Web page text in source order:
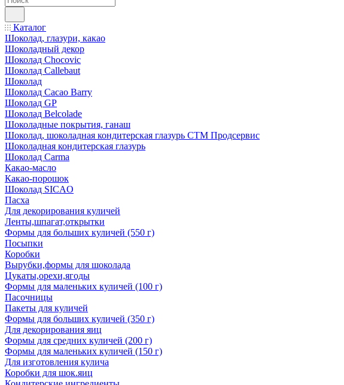
Каталог
Шоколад, глазури, какао
Шоколадный декор
Шоколад Chocovic
Шоколад Callebaut
Шоколад
Шоколад Cacao Barry
Шоколад GP
Шоколад Belcolade
Шоколадные покрытия, ганаш
Шоколад, шоколадная кондитерская глазурь СТМ Продсервис
Шоколадная кондитерская глазурь
Шоколад Carma
Какао-масло
Какао-порошок
Шоколад SICAO
Пасха
Для декорирования куличей
Ленты,шпагат,открытки
Формы для больших куличей (550 г)
Посыпки
Коробки
Вырубки,формы для шоколада
Цукаты,орехи,ягоды
Формы для маленьких куличей (100 г)
Пасочницы
Пакеты для куличей
Формы для больших куличей (350 г)
Для декорирования яиц
Формы для средних куличей (200 г)
Формы для маленьких куличей (150 г)
Для изготовления кулича
Коробки для шок.яиц